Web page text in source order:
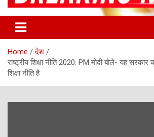
Home
देश
राष्ट्रीय शिक्षा नीति 2020: PM मोदी बोले- यह
शिक्षा नीति है